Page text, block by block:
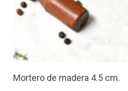
Mortero de madera 4.5 cm.